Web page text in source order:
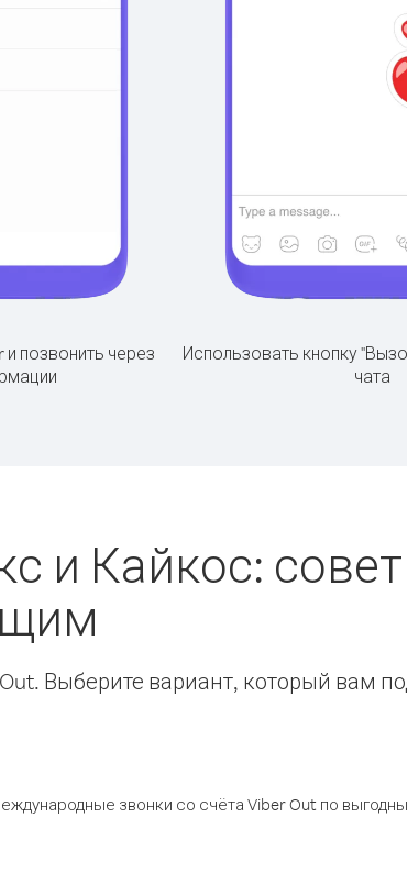
позвонить через
Использовать кнопку
чата
и Кайкос:
Выберите вариант, который вам
звонки со счёта Viber Out по